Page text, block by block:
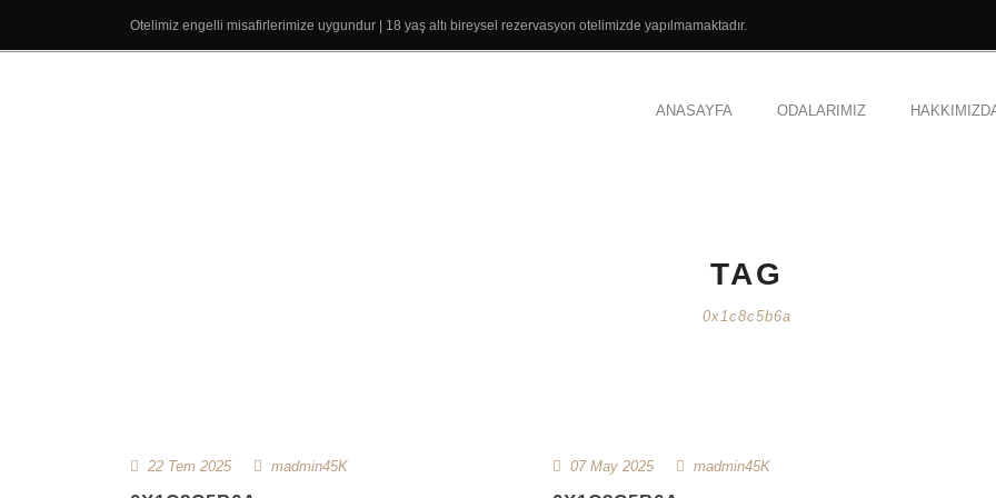
Otelimiz engelli misafirlerimize uygundur | 18 yaş altı bireysel rezervasyon otelimizde yapılmamaktadır.
ANASAYFA ODALARIMIZ
TAG
0x1c8c5b6a
22 Tem 2025 madmin45K 07 May 2025 madmin45K